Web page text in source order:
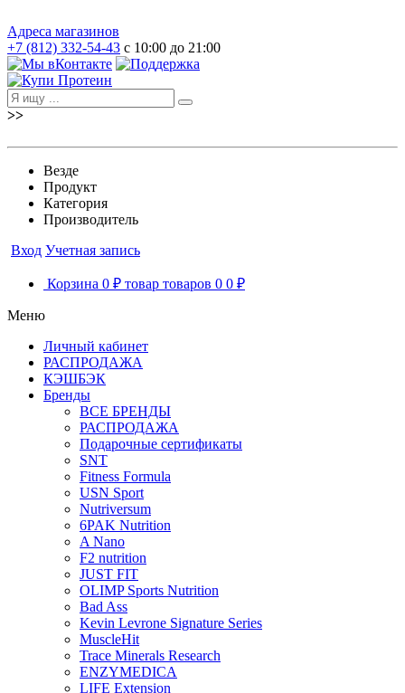
Адреса магазинов
+7 (812) 332-54-43 с 10:00 до 21:00
>>
Везде
Продукт
Категория
Производитель
Вход Учетная запись
Корзина 0 ₽ товар товаров 0 0 ₽
Меню
Личный кабинет
РАСПРОДАЖА
КЭШБЭК
Бренды
ВСЕ БРЕНДЫ
РАСПРОДАЖА
Подарочные сертификаты
SNT
Fitness Formula
USN Sport
Nutriversum
6PAK Nutrition
A Nano
F2 nutrition
JUST FIT
OLIMP Sports Nutrition
Bad Ass
Kevin Levrone Signature Series
MuscleHit
Trace Minerals Research
ENZYMEDICA
LIFE Extension